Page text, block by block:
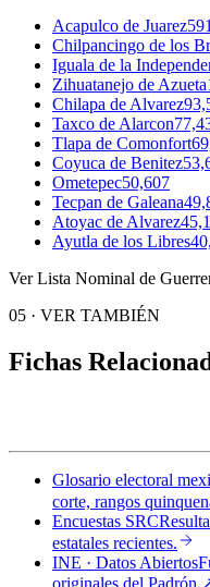
Acapulco de Juarez
Chilpancingo de los
Iguala de la
Zihuatanejo de Azueta
Chilapa de Alvarez
Taxco de Alarcon
Tlapa de Comonfort
Coyuca de Benitez
Ometepec50,607
Tecpan de Galeana
Atoyac de Alvarez
Ayutla de los Libres
Ver Lista Nominal de
05 · VER TAMBIÉN
Fichas
Glosario electoral
corte, rangos
Encuestas SRC
estatales recientes.
INE · Datos Abiertos